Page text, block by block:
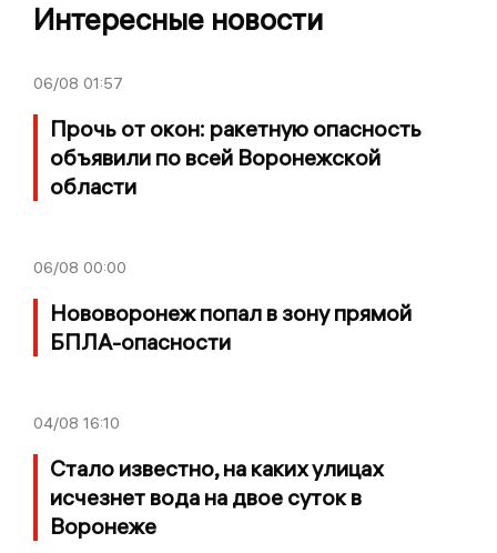
Интересные новости
06/08 01:57
Прочь от окон: ракетную опасность
объявили по всей Воронежской
области
06/08 00:00
Нововоронеж попал в зону прямой
БПЛА-опасности
04/08 16:10
Стало известно, на каких улицах
исчезнет вода на двое суток в
Воронеже